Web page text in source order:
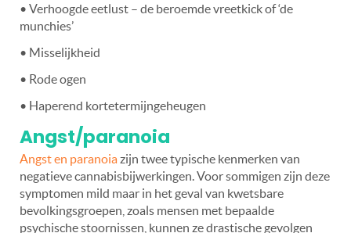
• Verhoogde eetlust – de beroemde vreetkick of ‘de
munchies’
• Misselijkheid
• Rode ogen
• Haperend kortetermijngeheugen
Angst/paranoia
Angst en paranoiazijn twee typische kenmerken van
negatieve cannabisbijwerkingen. Voor sommigen zijn deze
symptomen mild maar in het geval van kwetsbare
bevolkingsgroepen, zoals mensen met bepaalde
psychische stoornissen, kunnen ze drastische gevolgen